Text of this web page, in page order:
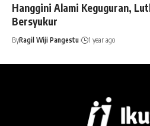
Hanggini Alami Keguguran,
Bersyukur
ByRagil Wiji Pangestu 1 year ago